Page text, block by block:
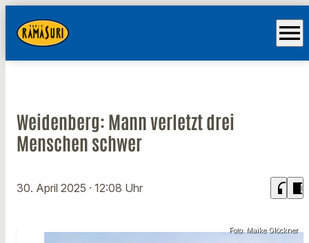
menu
Weidenberg: Mann verletzt drei
Menschen schwer
30. April 2025 · 12:08 Uhr headphones chrome_reader_mode
Foto: Maike Glöckner